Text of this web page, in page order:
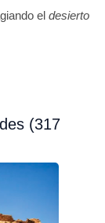
el desierto
(317